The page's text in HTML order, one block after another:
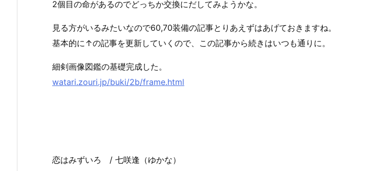
2個目の命があるのでどっちか交換にだしてみようかな。
見る方がいるみたいなので60,70装備の記事とりあえずはあげておきますね。
基本的に↑の記事を更新していくので、この記事から続きはいつも通りに。
細剣画像図鑑の基礎完成した。
watari.zouri.jp/buki/2b/frame.html
恋はみずいろ / 七咲逢（ゆかな）